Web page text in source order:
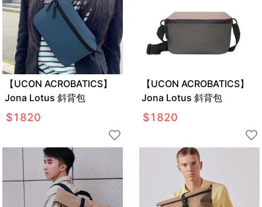
【UCON ACROBATICS】
Jona Lotus 斜背包
$1820
【UCON ACROBATICS】
Jona Lotus 斜背包
$1820